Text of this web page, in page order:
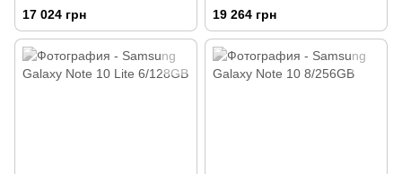
Coral
17 024 грн 19 264 грн